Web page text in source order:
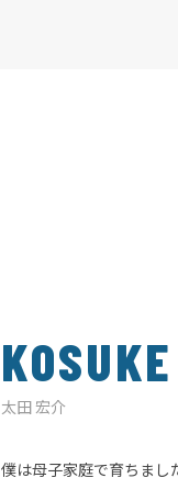
太田 宏介
僕は母子家庭で育ちまし